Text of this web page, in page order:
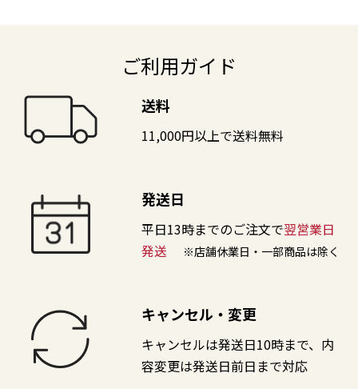
ご利用ガイド
送料
11,000円以上で送料無料
発送日
平日13時までのご注文で翌営業日
発送
※店舗休業日・一部商品は除く
キャンセル・変更
キャンセルは発送日10時まで、内
容変更は発送日前日まで対応